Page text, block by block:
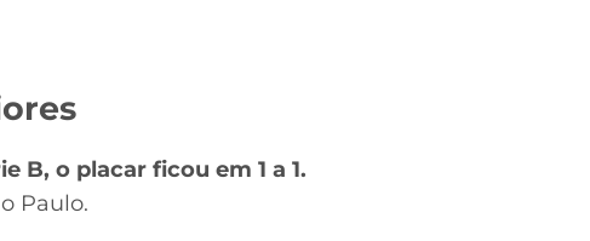
B, o placar ficou em 1 a 1.
Paulo.